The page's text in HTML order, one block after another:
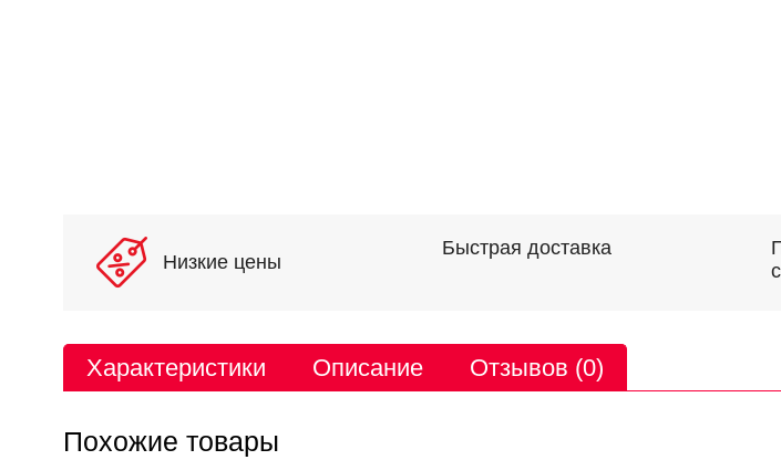
Низкие цены
Быстрая доставка
Характеристики Описание Отзывов (0)
Похожие товары